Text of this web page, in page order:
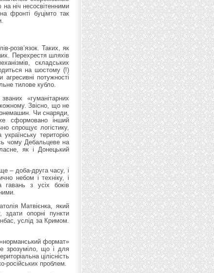
ніч несосвітенними
фронті буцімто так
розв’язок. Таких, як
Перехрестя шляхів
складських
на шостому (!)
потужності
тилове кубло.
«гуманітарних
Звісно, що не
Чи снаряди,
сформовано інший
спрощує логістику,
територію
чому Дебальцеве на
як і Донецький
– доба-друга часу, і
небом і техніку, і
з усіх боків
Матвієнка, який
здати опорні пункти
услід за Кримом.
формат»
зрозуміло, що і для
цілісність
російських проблем.